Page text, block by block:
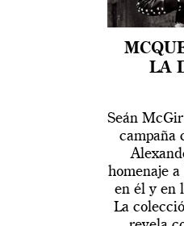
LA
Seán
campaña
homenaje
en él y en
La